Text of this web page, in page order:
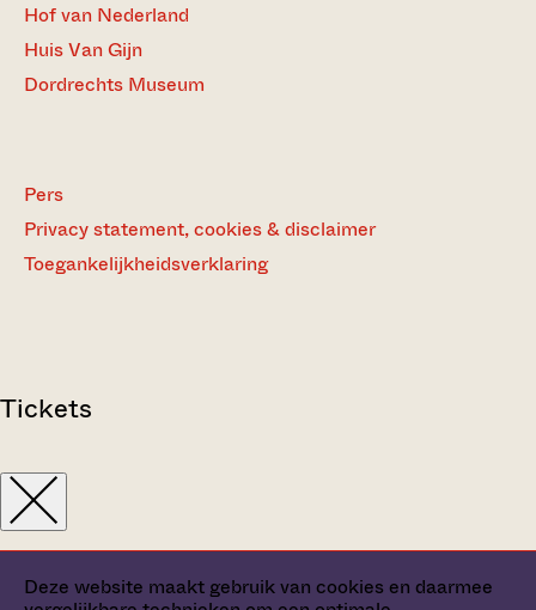
Deze website maakt gebruik van cookies en daarmee
Hof van Nederland
Huis Van Gijn
Dordrechts Museum
Pers
Privacy statement, cookies & disclaimer
Toegankelijkheidsverklaring
Tickets